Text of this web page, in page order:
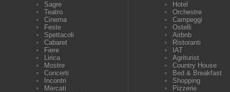
Sagre
Teatro
Cinema
Feste
Spettacoli
Cabaret
Fiere
Lirica
Mostre
Concerti
Incontri
Mercati
Hotel
Orchestre
Campeggi
Ostelli
Airbnb
Ristoranti
IAT
Agriturist
Country House
Bed & Breakfast
Shopping
Pizzerie